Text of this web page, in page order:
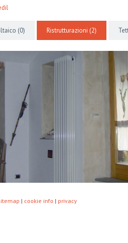
(0) Ristrutturazioni (2)
| cookie info | privacy